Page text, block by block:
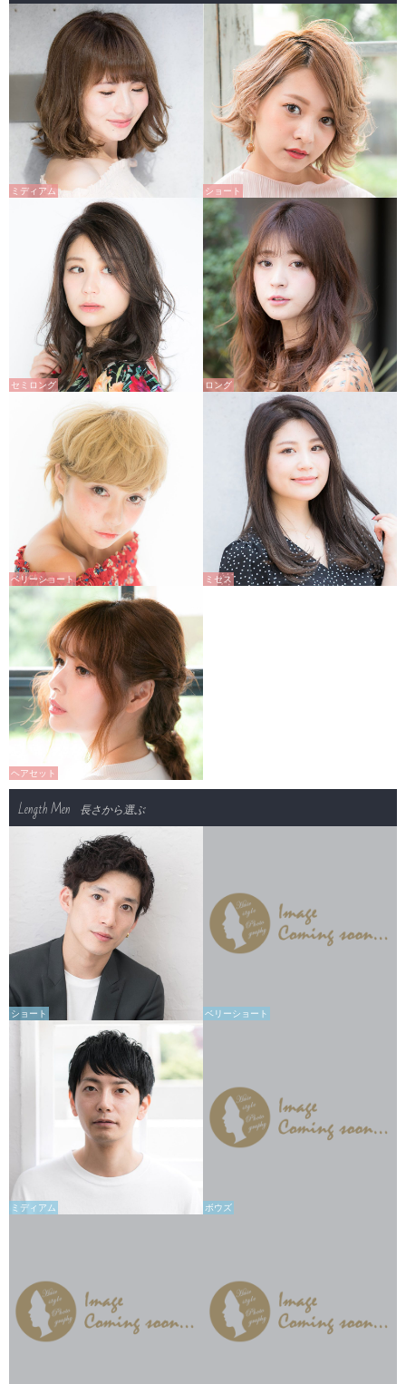
ミディアム ショート
セミロング ロング
ベリーショート ミセス
ヘアセット
Length Men 長さから選ぶ
ショート ベリーショート
ミディアム ボウズ